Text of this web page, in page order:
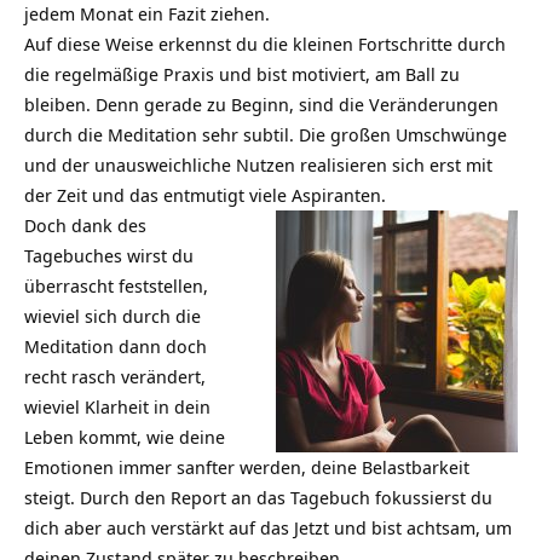
jedem Monat ein Fazit ziehen.
Auf diese Weise erkennst du die kleinen Fortschritte durch
die regelmäßige Praxis und bist motiviert, am Ball zu
bleiben. Denn gerade zu Beginn, sind die Veränderungen
durch die Meditation sehr subtil. Die großen Umschwünge
und der unausweichliche Nutzen realisieren sich erst mit
der Zeit und das entmutigt viele Aspiranten.
Doch dank des
Tagebuches wirst du
überrascht feststellen,
wieviel sich durch die
Meditation dann doch
recht rasch verändert,
wieviel Klarheit in dein
Leben kommt, wie deine
Emotionen immer sanfter werden, deine Belastbarkeit
steigt. Durch den Report an das Tagebuch fokussierst du
dich aber auch verstärkt auf das Jetzt und bist achtsam, um